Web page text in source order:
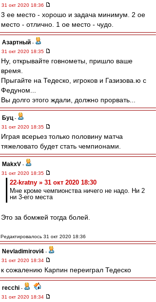
31 окт 2020 18:36
3 ее место - хорошо и задача минимум. 2 ое
место - отлично. 1 ое место - чудо.
Азартный -
31 окт 2020 18:35
Ну, открывайте говнометы, пришло ваше
время.
Прыгайте на Тедеско, игроков и Газизова.ю с
Федуном...
Вы долго этого ждали, должно прорвать...
Буц -
31 окт 2020 18:35
Играя всерьез только половину матча
тяжеловато будет стать чемпионами.
MakxV -
31 окт 2020 18:35
22-kratny » 31 окт 2020 18:30
Мне кроме чемпионства ничего не надо. Ни 2
ни 3-его места
Это за бомжей тогда болей.
Редактировалось 31 окт 2020 18:36
Nevladimirovi4 -
31 окт 2020 18:34
к сожалению Карпин переиграл Тедеско
recchi -
31 окт 2020 18:34